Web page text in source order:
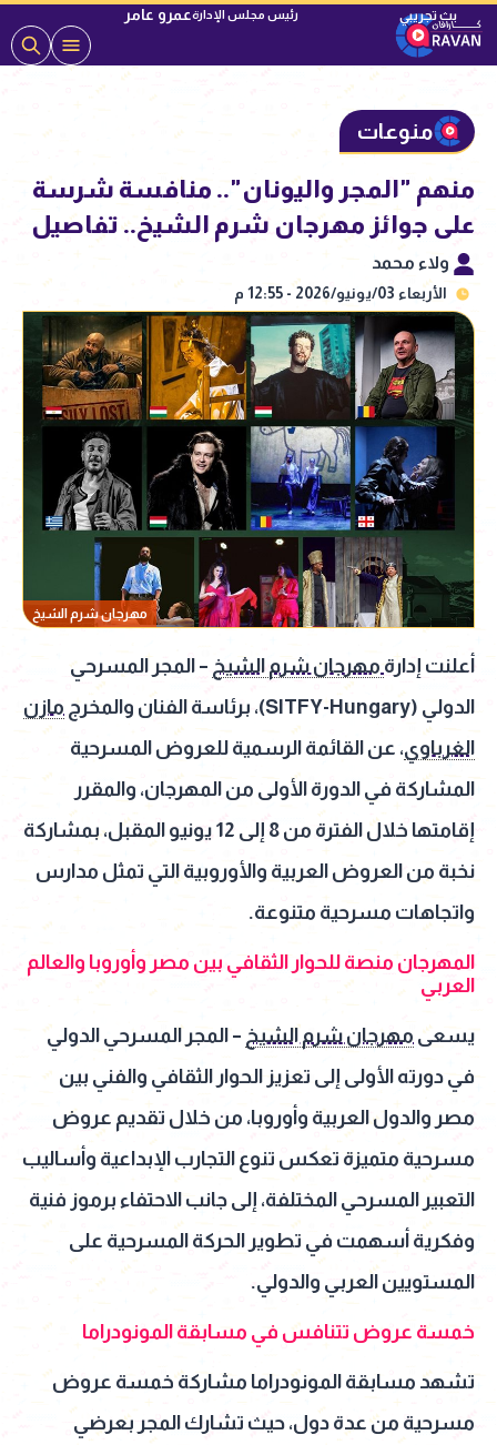
رئيس مجلس الإدارةعمرو عامر
منوعات
منهم "المجر واليونان".. منافسة شرسة
على جوائز مهرجان شرم الشيخ.. تفاصيل
ولاء محمد
الأربعاء 03/يونيو/2026 - 12:55 م
مهرجان شرم الشيخ
أعلنت إدارة مهرجان شرم الشيخ – المجر المسرحي
الدولي (SITFY-Hungary)، برئاسة الفنان والمخرج
مازن
الغرباوي، عن القائمة الرسمية للعروض المسرحية
المشاركة في الدورة الأولى من المهرجان، والمقرر
إقامتها خلال الفترة من 8 إلى 12 يونيو المقبل، بمشاركة
نخبة من العروض العربية والأوروبية التي تمثل مدارس
واتجاهات مسرحية متنوعة.
المهرجان منصة للحوار الثقافي بين مصر وأوروبا والعالم
العربي
يسعى مهرجان شرم الشيخ – المجر المسرحي الدولي
في دورته الأولى إلى تعزيز الحوار الثقافي والفني بين
مصر والدول العربية وأوروبا، من خلال تقديم عروض
مسرحية متميزة تعكس تنوع التجارب الإبداعية وأساليب
التعبير المسرحي المختلفة، إلى جانب الاحتفاء برموز فنية
وفكرية أسهمت في تطوير الحركة المسرحية على
المستويين العربي والدولي.
خمسة عروض تتنافس في مسابقة المونودراما
تشهد مسابقة المونودراما مشاركة خمسة عروض
مسرحية من عدة دول، حيث تشارك المجر بعرضي